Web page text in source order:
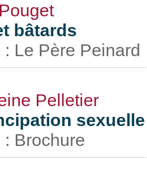
bâtards
: Le Père Peinard
Pelletier
: Brochure